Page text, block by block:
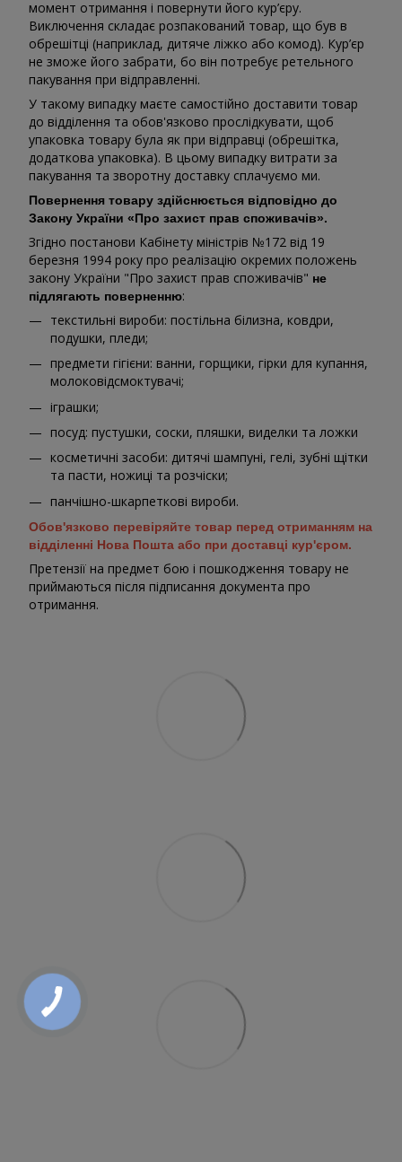
момент отримання і повернути його кур’єру.
Виключення складає розпакований товар, що був в
обрешітці (наприклад, дитяче ліжко або комод). Кур’єр
не зможе його забрати, бо він потребує ретельного
пакування при відправленні.
У такому випадку маєте самостійно доставити товар
до відділення та обов'язково прослідкувати, щоб
упаковка товару була як при відправці (обрешітка,
додаткова упаковка). В цьому випадку витрати за
пакування та зворотну доставку сплачуємо ми.
Повернення товару здійснюється відповідно до
Закону України «Про захист прав споживачів».
Згідно постанови Кабінету міністрів №172 від 19
березня 1994 року про реалізацію окремих положень
закону України "Про захист прав споживачів" не
підлягають поверненню:
текстильні вироби: постільна білизна, ковдри,
подушки, пледи;
предмети гігієни: ванни, горщики, гірки для купання,
молоковідсмоктувачі;
іграшки;
посуд: пустушки, соски, пляшки, виделки та ложки
косметичні засоби: дитячі шампуні, гелі, зубні щітки
та пасти, ножиці та розчіски;
панчішно-шкарпеткові вироби.
Обов'язково перевіряйте товар перед отриманням на
відділенні Нова Пошта або при доставці кур'єром.
Претензії на предмет бою і пошкодження товару не
приймаються після підписання документа про
отримання.